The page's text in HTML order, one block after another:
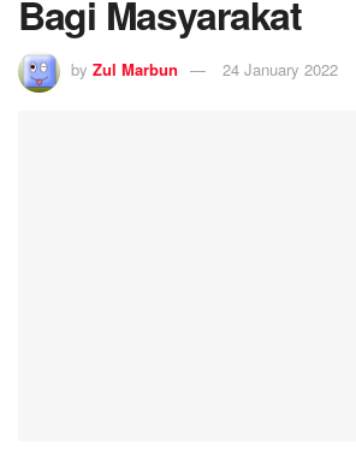
Bagi Masyarakat
by Zul Marbun 24 January 2022